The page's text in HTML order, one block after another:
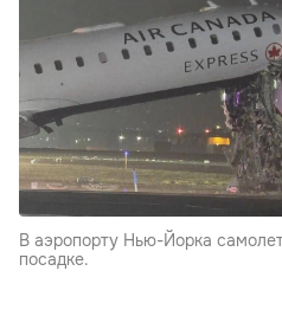
В аэропорту Нью-Йорка
посадке.